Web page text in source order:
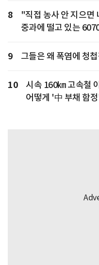
8
"직접 농사 안 지으
중과에 떨고 있는
9 그들은 왜 폭염에 청
10
시속 160㎞ 고속철
어떻게 '中 부채 함